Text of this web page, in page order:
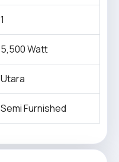
1
5,500 Watt
Utara
Semi Furnished